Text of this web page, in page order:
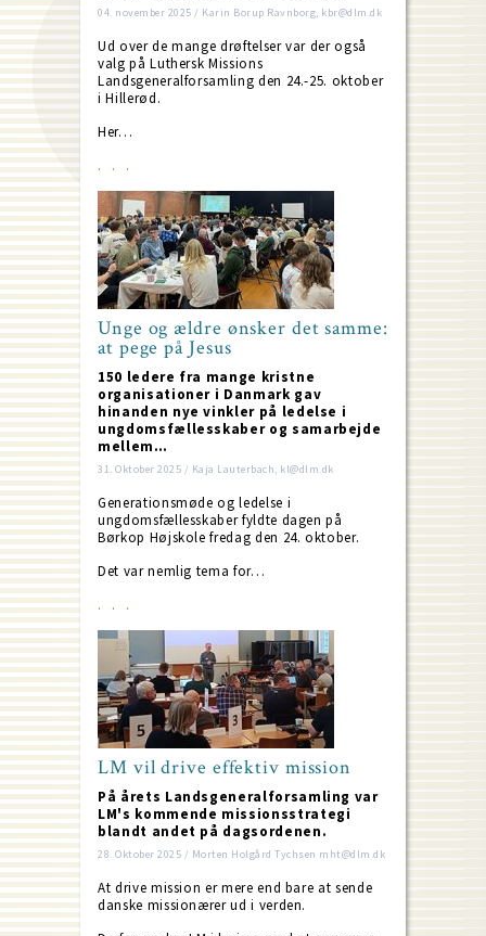
04. november 2025 / Karin Borup Ravnborg, kbr@dlm.dk
Ud over de mange drøftelser var der også
valg på Luthersk Missions
Landsgeneralforsamling den 24.-25. oktober
i Hillerød.
Her…
Unge og ældre ønsker det samme:
at pege på Jesus
150 ledere fra mange kristne
organisationer i Danmark gav
hinanden nye vinkler på ledelse i
ungdomsfællesskaber og samarbejde
mellem…
31. Oktober 2025 / Kaja Lauterbach, kl@dlm.dk
Generationsmøde og ledelse i
ungdomsfællesskaber fyldte dagen på
Børkop Højskole fredag den 24. oktober.
Det var nemlig tema for…
LM vil drive effektiv mission
På årets Landsgeneralforsamling var
LM's kommende missionsstrategi
blandt andet på dagsordenen.
28. Oktober 2025 / Morten Holgård Tychsen mht@dlm.dk
At drive mission er mere end bare at sende
danske missionærer ud i verden.